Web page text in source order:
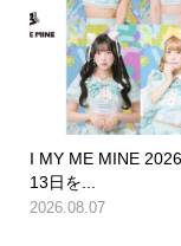
I MY ME MINE
13日を...
2026.08.07